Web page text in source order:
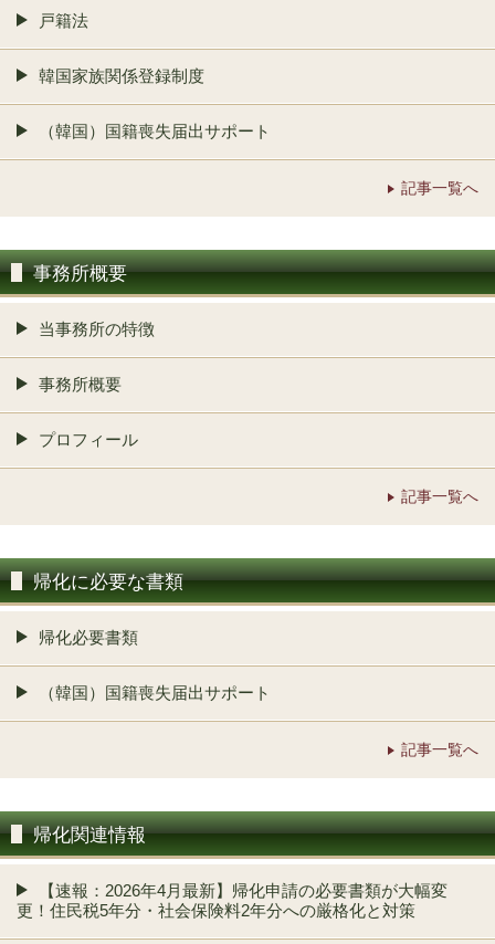
戸籍法
韓国家族関係登録制度
（韓国）国籍喪失届出サポート
記事一覧へ
事務所概要
当事務所の特徴
事務所概要
プロフィール
記事一覧へ
帰化に必要な書類
帰化必要書類
（韓国）国籍喪失届出サポート
記事一覧へ
帰化関連情報
【速報：2026年4月最新】帰化申請の必要書類が大幅変
更！住民税5年分・社会保険料2年分への厳格化と対策